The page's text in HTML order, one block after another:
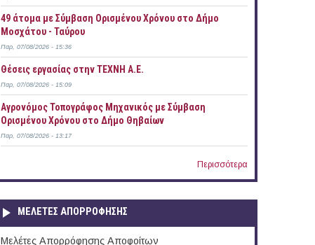
49 άτομα με Σύμβαση Ορισμένου Χρόνου στο Δήμο
Μοσχάτου - Ταύρου
Παρ, 07/08/2026 - 15:36
Θέσεις εργασίας στην ΤΕΧΝΗ Α.Ε.
Παρ, 07/08/2026 - 15:09
Αγρονόμος Τοπογράφος Μηχανικός με Σύμβαση
Ορισμένου Χρόνου στο Δήμο Θηβαίων
Παρ, 07/08/2026 - 13:17
Περισσότερα
ΜΕΛΕΤΕΣ ΑΠΟΡΡΟΦΗΣΗΣ
Μελέτες Απορρόφησης Αποφοίτων